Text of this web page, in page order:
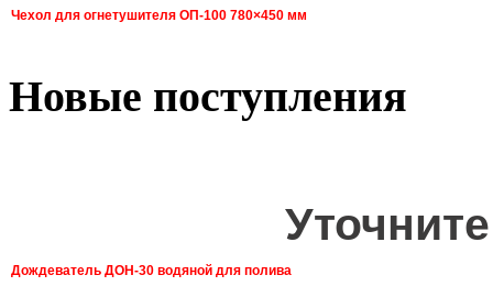
Чехол для огнетушителя ОП-100 780×450 мм
Новые поступления
Дождеватель ДОН-30 водяной для полива